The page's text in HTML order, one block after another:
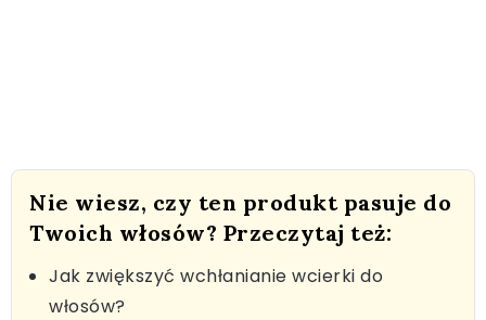
Nie wiesz, czy ten produkt pasuje do
Twoich włosów? Przeczytaj też:
Jak zwiększyć wchłanianie wcierki do
włosów?